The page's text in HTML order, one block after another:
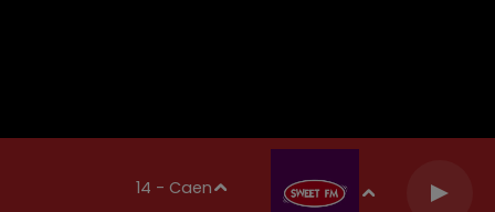
14 - Caen